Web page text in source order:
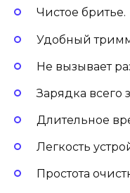
Чистое бритье.
Удобный
Не вызывает
Зарядка всего
Длительное
Легкость
Простота